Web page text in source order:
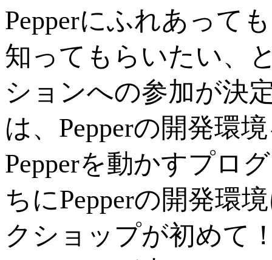
Pepperにふれあって
知ってもらいたい、
ションへの参加が決
は、Pepperの開発環
Pepperを動かすプロ
ちにPepperの開発環
クショップが初めて